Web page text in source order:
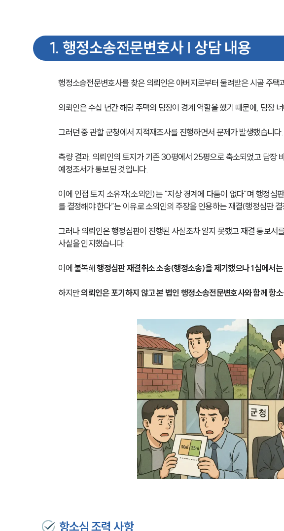
1. 행정소송전문변호사 | 상담 내용
행정소송전문변호사를 찾은 의뢰인은 아버지로부터 물려받은 시골 주택
의뢰인은 수십 년간 해당 주택의 담장이 경계 역할을 했기 때문에, 담장
그러던 중 관할 군청에서 지적재조사를 진행하면서 문제가 발생했습니다.
측량 결과, 의뢰인의 토지가 기존 30평에서 25평으로 축소되었고 담장
예정조서가 통보된 것입니다.
이에 인접 토지 소유자(소외인)는 “지상 경계에 다툼이 없다”며 행정심
를 결정해야 한다”는 이유로 소외인의 주장을 인용하는 재결(행정심판
그러나 의뢰인은 행정심판이 진행된 사실조차 알지 못했고 재결 통보서
사실을 인지했습니다.
이에 불복해 행정심판 재결취소 소송(행정소송)을 제기했으나 1심에서
하지만 의뢰인은 포기하지 않고 본 법인 행정소송전문변호사와 함께 항
항소심 조력 사항